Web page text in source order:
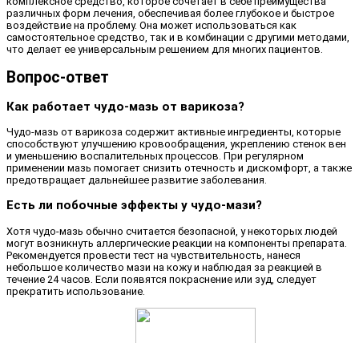
различных форм лечения, обеспечивая более глубокое и быстрое
воздействие на проблему. Она может использоваться как
самостоятельное средство, так и в комбинации с другими методами,
что делает ее универсальным решением для многих пациентов.
Вопрос-ответ
Как работает чудо-мазь от варикоза?
Чудо-мазь от варикоза содержит активные ингредиенты, которые
способствуют улучшению кровообращения, укреплению стенок вен
и уменьшению воспалительных процессов. При регулярном
применении мазь помогает снизить отечность и дискомфорт, а также
предотвращает дальнейшее развитие заболевания.
Есть ли побочные эффекты у чудо-мази?
Хотя чудо-мазь обычно считается безопасной, у некоторых людей
могут возникнуть аллергические реакции на компоненты препарата.
Рекомендуется провести тест на чувствительность, нанеся
небольшое количество мази на кожу и наблюдая за реакцией в
течение 24 часов. Если появятся покраснение или зуд, следует
прекратить использование.